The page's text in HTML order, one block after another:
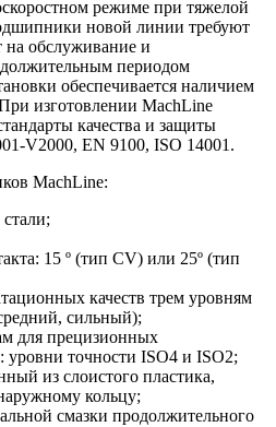
режиме при тяжелой
новой линии требуют
на обслуживание и
периодом
обеспечивается наличием
изготовлении MachLine
качества и защиты
V2000, EN 9100, ISO 14001.
MachLine:
15 º (тип CV) или 25º (тип
качеств трем уровням
сильный);
для прецизионных
точности ISO4 и ISO2;
из слоистого пластика,
кольцу;
смазки продолжительного